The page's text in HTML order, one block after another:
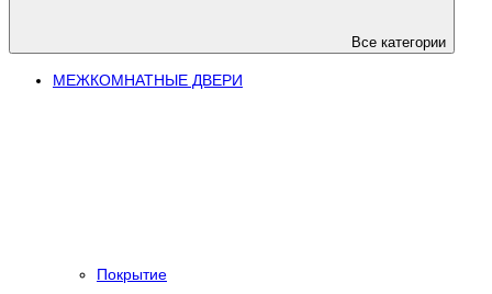
Все категории
МЕЖКОМНАТНЫЕ ДВЕРИ
Покрытие